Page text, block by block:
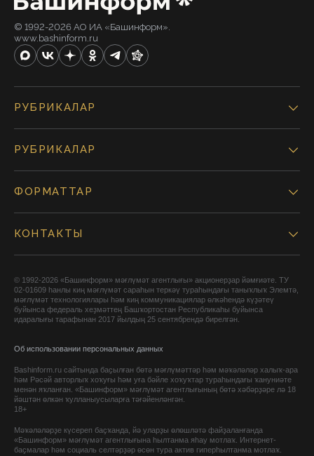
© 1992-2026 АО ИА «Башинформ».
www.bashinform.ru
РУБРИКАЛАР
РУБРИКАЛАР
ФОРМАТТАР
КОНТАКТЫ
© 1992-2026 «Башинформ» мәғлүмәт агентлығы» акционерҙар йәмғиәте. ТУ
02-01609 һанлы киң мәғлүмәт сараһын теркәү тураһындағы таныҡлыҡ Элемтә,
мәғлүмәт технологиялары һәм киң коммуникациялар өлкәһендә күҙәтеү
буйынса федераль хеҙмәттең Башҡортостан Республикаһы буйынса
идаралығы тарафынан 2017 йылдың 25 сентябрендә бирелгән.
Об использовании персональных данных
Bashinform.ru сайтында баҫылған бөтә мәғлүмәттәр һәм мәҡәләләр халыҡ-ара
һәм Рәсәй авторлыҡ хоҡуғы һәм уға бәйле хоҡуҡтар тураһындағы ҡануниәте
менән яҡланған. «Башинформ» мәғлүмәт агентлығының бөтә хәбәрҙәре лә 18
йәштән өлкән ҡулланыусыларға тәғәйенләнгән.
18+
Мәҡәләләрҙе күсереп баҫҡанда, йә уларҙы өлөшләтә файҙаланғанда
«Башинформ» мәғлүмәт агентлығына һылтанма яһау мотлаҡ. Интернет-
баҫмалар һәм социаль селтәрҙәр өсөн тура актив гиперһылтанма мотлаҡ.